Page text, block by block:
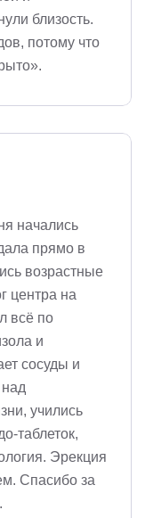
близость.
потому что
начались
прямо в
возрастные
центра на
всё по
и
сосуды и
учились
таблеток,
Эрекция
Спасибо за